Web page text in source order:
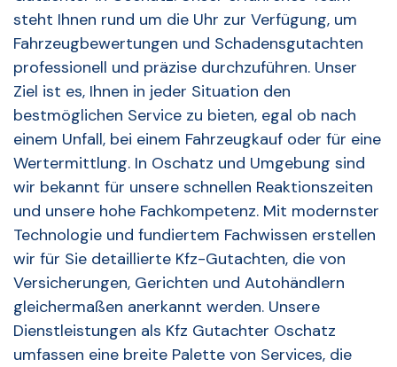
steht Ihnen rund um die Uhr zur Verfügung, um
Fahrzeugbewertungen und Schadensgutachten
professionell und präzise durchzuführen. Unser
Ziel ist es, Ihnen in jeder Situation den
bestmöglichen Service zu bieten, egal ob nach
einem Unfall, bei einem Fahrzeugkauf oder für eine
Wertermittlung. In Oschatz und Umgebung sind
wir bekannt für unsere schnellen Reaktionszeiten
und unsere hohe Fachkompetenz. Mit modernster
Technologie und fundiertem Fachwissen erstellen
wir für Sie detaillierte Kfz-Gutachten, die von
Versicherungen, Gerichten und Autohändlern
gleichermaßen anerkannt werden. Unsere
Dienstleistungen als Kfz Gutachter Oschatz
umfassen eine breite Palette von Services, die